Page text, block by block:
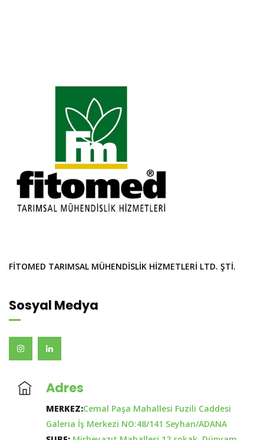
FİTOMED TARIMSAL MÜHENDİSLİK HİZMETLERİ LTD. ŞTİ.
Sosyal Medya
Adres
MERKEZ:Cemal Paşa Mahallesi Fuzili Caddesi
Galeria İş Merkezi NO:48/141 Seyhan/ADANA